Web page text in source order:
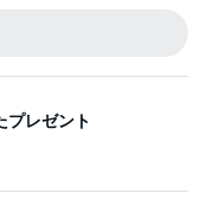
プレゼント